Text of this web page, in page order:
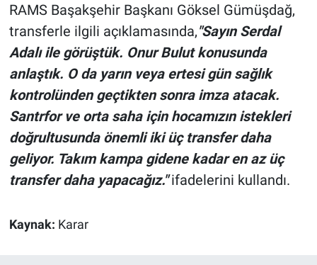
RAMS Başakşehir Başkanı Göksel Gümüşdağ,
transferle ilgili açıklamasında,"Sayın Serdal
Adalı ile görüştük. Onur Bulut konusunda
anlaştık. O da yarın veya ertesi gün sağlık
kontrolünden geçtikten sonra imza atacak.
Santrfor ve orta saha için hocamızın istekleri
doğrultusunda önemli iki üç transfer daha
geliyor. Takım kampa gidene kadar en az üç
transfer daha yapacağız."ifadelerini kullandı.
Kaynak: Karar
Yerel Yaşam
Canlı Yayın